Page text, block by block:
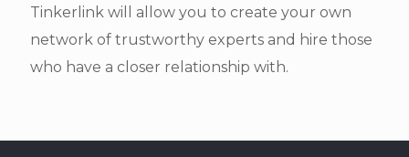
Tinkerlink will allow you to create your own
network of trustworthy experts and hire those
who have a closer relationship with.